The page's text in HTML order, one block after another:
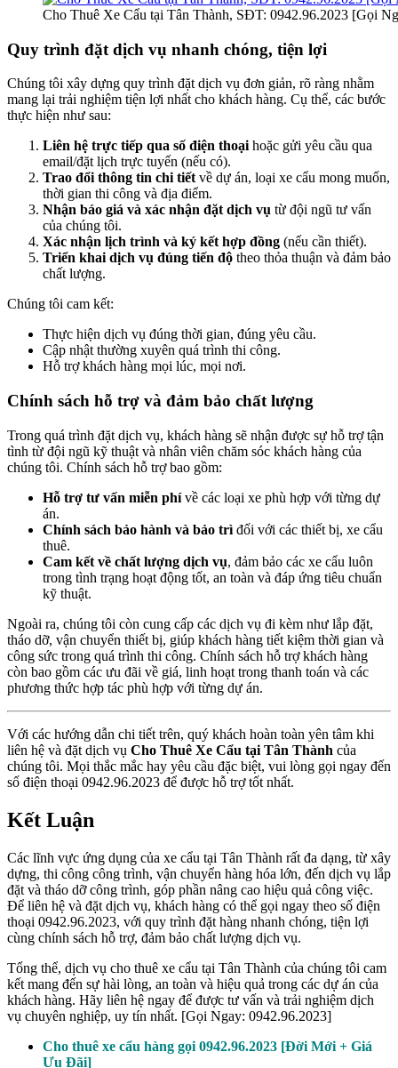
Cho Thuê Xe Cẩu tại Tân Thành, SĐT: 0942.96.2023 [Gọi
Quy trình đặt dịch vụ nhanh chóng, tiện lợi
Chúng tôi xây dựng quy trình đặt dịch vụ đơn giản, rõ ràng nhằm
mang lại trải nghiệm tiện lợi nhất cho khách hàng. Cụ thể, các bước
thực hiện như sau:
Liên hệ trực tiếp qua số điện thoại hoặc gửi yêu cầu qua
email/đặt lịch trực tuyến (nếu có).
Trao đổi thông tin chi tiết về dự án, loại xe cẩu mong muốn,
thời gian thi công và địa điểm.
Nhận báo giá và xác nhận đặt dịch vụ từ đội ngũ tư vấn
của chúng tôi.
Xác nhận lịch trình và ký kết hợp đồng (nếu cần thiết).
Triển khai dịch vụ đúng tiến độ theo thỏa thuận và đảm bảo
chất lượng.
Chúng tôi cam kết:
Thực hiện dịch vụ đúng thời gian, đúng yêu cầu.
Cập nhật thường xuyên quá trình thi công.
Hỗ trợ khách hàng mọi lúc, mọi nơi.
Chính sách hỗ trợ và đảm bảo chất lượng
Trong quá trình đặt dịch vụ, khách hàng sẽ nhận được sự hỗ trợ tận
tình từ đội ngũ kỹ thuật và nhân viên chăm sóc khách hàng của
chúng tôi. Chính sách hỗ trợ bao gồm:
Hỗ trợ tư vấn miễn phívề các loại xe phù hợp với từng dự
án.
Chính sách bảo hành và bảo trì đối với các thiết bị, xe cẩu
thuê.
Cam kết về chất lượng dịch vụ, đảm bảo các xe cẩu luôn
trong tình trạng hoạt động tốt, an toàn và đáp ứng tiêu chuẩn
kỹ thuật.
Ngoài ra, chúng tôi còn cung cấp các dịch vụ đi kèm như lắp đặt,
tháo dỡ, vận chuyển thiết bị, giúp khách hàng tiết kiệm thời gian và
công sức trong quá trình thi công. Chính sách hỗ trợ khách hàng
còn bao gồm các ưu đãi về giá, linh hoạt trong thanh toán và các
phương thức hợp tác phù hợp với từng dự án.
Với các hướng dẫn chi tiết trên, quý khách hoàn toàn yên tâm khi
liên hệ và đặt dịch vụ Cho Thuê Xe Cẩu tại Tân Thành của
chúng tôi. Mọi thắc mắc hay yêu cầu đặc biệt, vui lòng gọi ngay đến
số điện thoại 0942.96.2023 để được hỗ trợ tốt nhất.
Kết Luận
Các lĩnh vực ứng dụng của xe cẩu tại Tân Thành rất đa dạng, từ xây
dựng, thi công công trình, vận chuyển hàng hóa lớn, đến dịch vụ lắp
đặt và tháo dỡ công trình, góp phần nâng cao hiệu quả công việc.
Để liên hệ và đặt dịch vụ, khách hàng có thể gọi ngay theo số điện
thoại 0942.96.2023, với quy trình đặt hàng nhanh chóng, tiện lợi
cùng chính sách hỗ trợ, đảm bảo chất lượng dịch vụ.
Tổng thể, dịch vụ cho thuê xe cẩu tại Tân Thành của chúng tôi cam
kết mang đến sự hài lòng, an toàn và hiệu quả trong các dự án của
khách hàng. Hãy liên hệ ngay để được tư vấn và trải nghiệm dịch
vụ chuyên nghiệp, uy tín nhất. [Gọi Ngay: 0942.96.2023]
Cho thuê xe cẩu hàng gọi 0942.96.2023 [Đời Mới + Giá
Ưu Đãi]